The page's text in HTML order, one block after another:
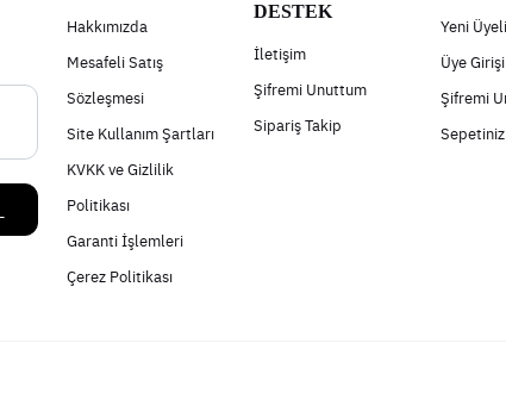
Hakkımızda
Mesafeli Satış
Sözleşmesi
Site Kullanım Şartları
KVKK ve Gizlilik
Politikası
Garanti İşlemleri
Çerez Politikası
DESTEK
İletişim
Şifremi Unuttum
Sipariş Takip
Yeni
Üye Girişi
Şifremi
Sepetiniz